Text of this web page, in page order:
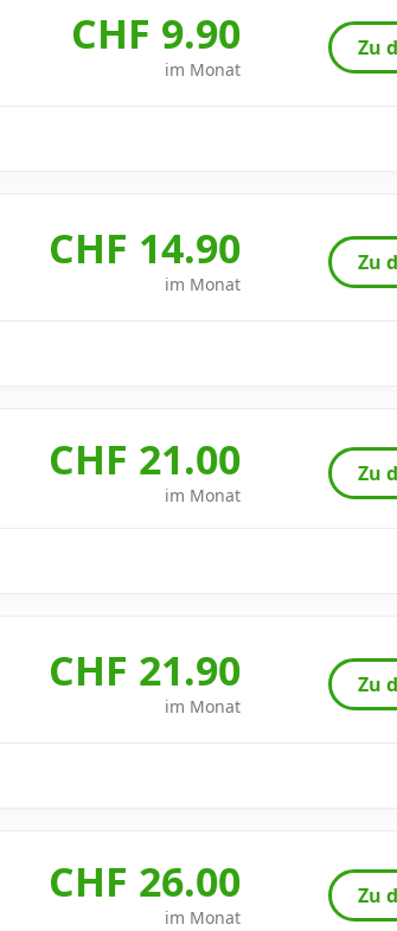
CHF 9.90
im Monat
Zu
CHF 14.90
im Monat
Zu
CHF 21.00
im Monat
Zu
CHF 21.90
im Monat
Zu
CHF 26.00
im Monat
Zu